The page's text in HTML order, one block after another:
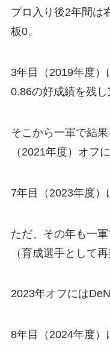
プロ入り後2年間は
板0。
3年目（2019年度
0.86の好成績を残し
そこから一軍で結
（2021年度）オフに
7年目（2023年度）
ただ、その年も一
（育成選手として
2023年オフには
8年目（2024年度）